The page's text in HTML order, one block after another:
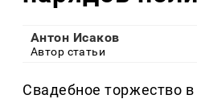
Антон Исаков
Автор статьи
Свадебное торжество